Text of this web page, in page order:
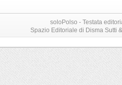
soloPolso - Testata
Spazio Editoriale di Disma Sutti